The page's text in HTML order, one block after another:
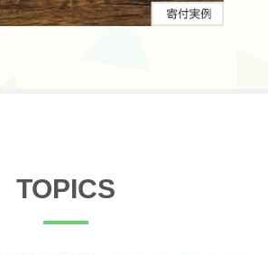
TOPICS